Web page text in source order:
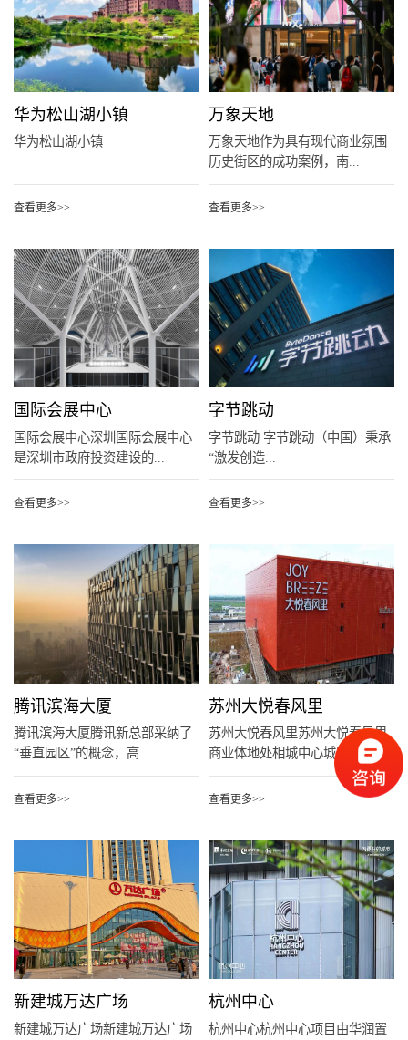
华为松山湖小镇
华为松山湖小镇
查看更多>>
万象天地
万象天地作为具有现代商业氛围
历史街区的成功案例，南...
查看更多>>
国际会展中心
国际会展中心深圳国际会展中心
是深圳市政府投资建设的...
查看更多>>
字节跳动
字节跳动 字节跳动（中国）秉承
“激发创造...
查看更多>>
腾讯滨海大厦
腾讯滨海大厦腾讯新总部采纳了
“垂直园区”的概念，高...
查看更多>>
苏州大悦春风里
苏州大悦春风里苏州大悦春风里
商业体地处相城中心城区...
查看更多>>
新建城万达广场
新建城万达广场新建城万达广场
杭州中心
杭州中心杭州中心项目由华润置